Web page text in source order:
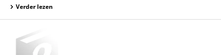
Verder lezen